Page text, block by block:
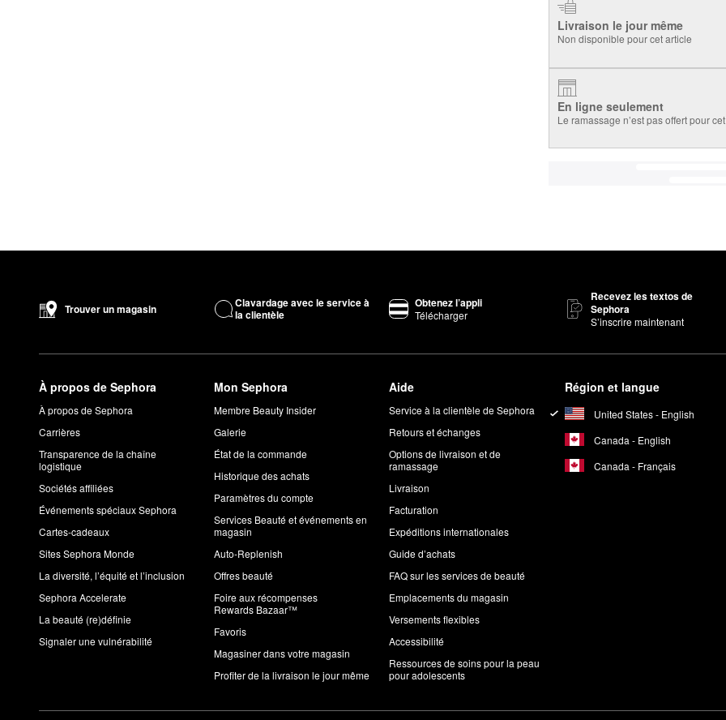
Livraison le jour même
Non disponible pour cet article
En ligne seulement
Le ramassage n’est pas offert pour
Trouver un magasin
Clavardage avec le service à
la clientèle
Obtenez l’appli
Télécharger
Recevez les textos de
Sephora
S’inscrire maintenant
À propos de Sephora
À propos de Sephora
Carrières
Transparence de la chaîne
logistique
Sociétés affiliées
Événements spéciaux Sephora
Cartes-cadeaux
Sites Sephora Monde
La diversité, l’équité et l’inclusion
Sephora Accelerate
La beauté (re)définie
Signaler une vulnérabilité
Mon Sephora
Membre Beauty Insider
Galerie
État de la commande
Historique des achats
Paramètres du compte
Services Beauté et événements en
magasin
Auto-Replenish
Offres beauté
Foire aux récompenses
Rewards Bazaar™
Favoris
Magasiner dans votre magasin
Profiter de la livraison le jour même
Aide
Service à la clientèle de Sephora
Retours et échanges
Options de livraison et de
ramassage
Livraison
Facturation
Expéditions internationales
Guide d’achats
FAQ sur les services de beauté
Emplacements du magasin
Versements flexibles
Accessibilité
Ressources de soins pour la peau
pour adolescents
Région et langue
United States - English
Canada - English
Canada - Français